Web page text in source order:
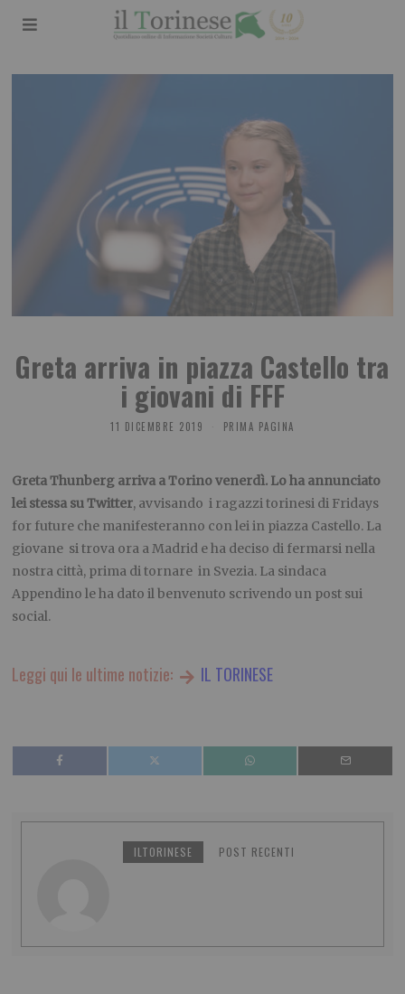
Greta arriva in piazza Castello tra
i giovani di FFF
11 DICEMBRE 2019 PRIMA PAGINA
Greta Thunberg arriva a Torino venerdì. Lo ha annunciato
lei stessa su Twitter, avvisando i ragazzi torinesi di Fridays
for future che manifesteranno con lei in piazza Castello. La
giovane si trova ora a Madrid e ha deciso di fermarsi nella
nostra città, prima di tornare in Svezia. La sindaca
Appendino le ha dato il benvenuto scrivendo un post sui
social.
Leggi qui le ultime notizie: IL TORINESE
ILTORINESE POST RECENTI